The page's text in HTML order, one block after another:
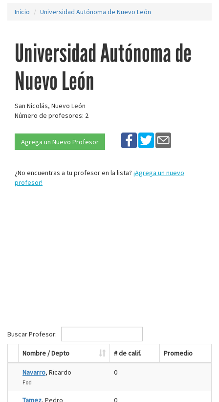
Inicio Universidad Autónoma de Nuevo León
Universidad Autónoma de
Nuevo León
San Nicolás, Nuevo León
Número de profesores: 2
Agrega un Nuevo Profesor
¿No encuentras a tu profesor en la lista? ¡Agrega un nuevo
profesor!
Buscar Profesor:
Nombre / Depto # de calif. Promedio
Navarro, Ricardo
Fod
0
Tamez, Pedro 0